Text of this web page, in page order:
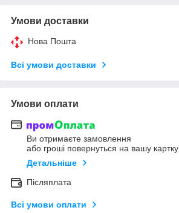
Умови доставки
Нова Пошта
Всі умови доставки
Умови оплати
Ви отримаєте замовлення
або гроші повернуться на вашу картку
Детальніше
Післяплата
Всі умови оплати